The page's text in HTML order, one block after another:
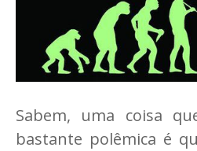
Sabem, uma coisa
bastante polêmica é